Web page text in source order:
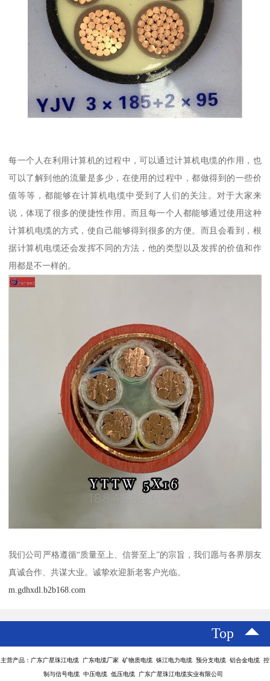
每一个人在利用计算机的过程中，可以通过计算机电缆的作用，也
可以了解到他的流量是多少，在使用的过程中，都做得到的一些价
值等等，都能够在计算机电缆中受到了人们的关注。对于大家来
说，体现了很多的便捷性作用。而且每一个人都能够通过使用这种
计算机电缆的方式，使自己能够得到很多的方便。而且会看到，根
据计算机电缆还会发挥不同的方法，他的类型以及发挥的价值和作
用都是不一样的。
我们公司严格遵循“质量至上、信誉至上”的宗旨，我们愿与各界朋友
真诚合作、共谋大业。诚挚欢迎新老客户光临。
m.gdhxdl.b2b168.com
Top
主营产品：广东广星珠江电缆 广东电缆厂家 矿物质电缆 铢江电力电缆 预分支电缆 铝合金电缆 控
制与信号电缆 中压电缆 低压电缆 广东广星珠江电缆实业有限公司